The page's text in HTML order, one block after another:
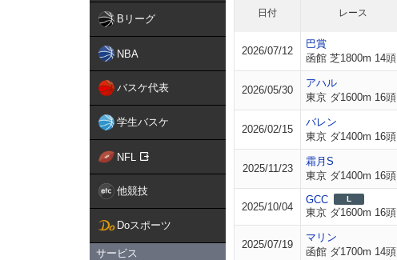
Bリーグ
NBA
バスケ代表
学生バスケ
NFL
他競技
Doスポーツ
サービス
日付 レース
2026/07/12
巴賞
函館 芝1800m 14頭
2026/05/30
アハル
東京 ダ1600m 16頭
2026/02/15
バレン
東京 ダ1400m 16頭
2025/11/23
霜月S
東京 ダ1400m 16頭
2025/10/04
GCC L
東京 ダ1600m 16頭
2025/07/19
マリン
函館 ダ1700m 14頭